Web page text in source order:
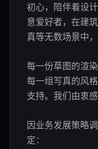
初心，陪伴着设
意爱好者，在建
真等无数场景中
每一份草图的渲
每一组写真的风
支持。我们由衷
因业务发展策略
定：